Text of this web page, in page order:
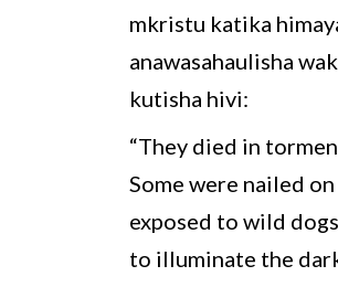
mkristu katika
anawasahaulisha
kutisha hivi:
“They died in
Some were nailed
exposed to wild
to illuminate the